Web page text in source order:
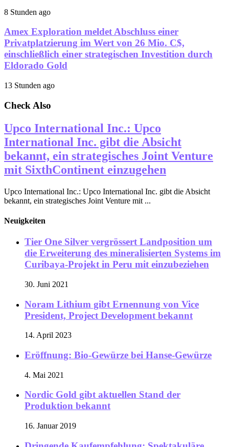
8 Stunden ago
Amex Exploration meldet Abschluss einer
Privatplatzierung im Wert von 26 Mio. C$,
einschließlich einer strategischen Investition durch
Eldorado Gold
13 Stunden ago
Check Also
Upco International Inc.: Upco
International Inc. gibt die Absicht
bekannt, ein strategisches Joint Venture
mit SixthContinent einzugehen
Upco International Inc.: Upco International Inc. gibt die Absicht
bekannt, ein strategisches Joint Venture mit ...
Neuigkeiten
Tier One Silver vergrössert Landposition um
die Erweiterung des mineralisierten Systems im
Curibaya-Projekt in Peru mit einzubeziehen
30. Juni 2021
Noram Lithium gibt Ernennung von Vice
President, Project Development bekannt
14. April 2023
Eröffnung: Bio-Gewürze bei Hanse-Gewürze
4. Mai 2021
Nordic Gold gibt aktuellen Stand der
Produktion bekannt
16. Januar 2019